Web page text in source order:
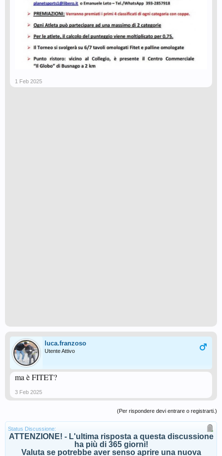
1 Feb 2025
luca.franzoso
Utente Attivo
ma è FITET?
3 Feb 2025
(Per rispondere devi entrare o registrarti.)
Status Discussione:
ATTENZIONE! - L'ultima risposta a questa discussione
ha più di 365 giorni!
Valuta se potrebbe aver senso aprire una nuova